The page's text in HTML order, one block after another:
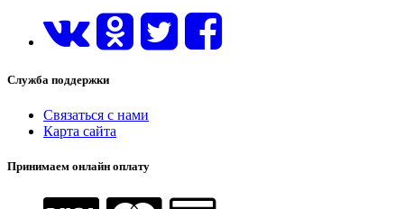
Служба поддержки
Связаться с нами
Карта сайта
Принимаем онлайн оплату